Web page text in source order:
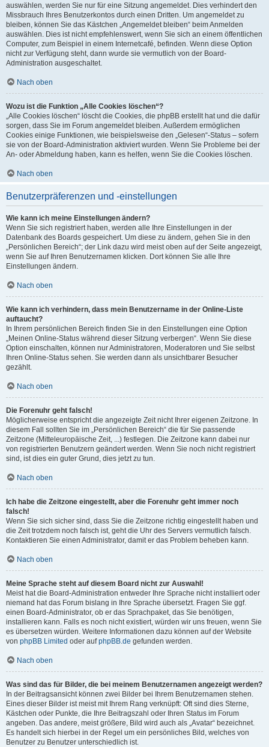
auswählen, werden Sie nur für eine Sitzung angemeldet. Dies verhindert den
Missbrauch Ihres Benutzerkontos durch einen Dritten. Um angemeldet zu
bleiben, können Sie das Kästchen „Angemeldet bleiben“ beim Anmelden
auswählen. Dies ist nicht empfehlenswert, wenn Sie sich an einem öffentlichen
Computer, zum Beispiel in einem Internetcafé, befinden. Wenn diese Option
nicht zur Verfügung steht, dann wurde sie vermutlich von der Board-
Administration ausgeschaltet.
Nach oben
Wozu ist die Funktion „Alle Cookies löschen“?
„Alle Cookies löschen“ löscht die Cookies, die phpBB erstellt hat und die dafür
sorgen, dass Sie im Forum angemeldet bleiben. Außerdem ermöglichen
Cookies einige Funktionen, wie beispielsweise den „Gelesen“-Status – sofern
sie von der Board-Administration aktiviert wurden. Wenn Sie Probleme bei der
An- oder Abmeldung haben, kann es helfen, wenn Sie die Cookies löschen.
Nach oben
Benutzerpräferenzen und -einstellungen
Wie kann ich meine Einstellungen ändern?
Wenn Sie sich registriert haben, werden alle Ihre Einstellungen in der
Datenbank des Boards gespeichert. Um diese zu ändern, gehen Sie in den
„Persönlichen Bereich“; der Link dazu wird meist oben auf der Seite angezeigt,
wenn Sie auf Ihren Benutzernamen klicken. Dort können Sie alle Ihre
Einstellungen ändern.
Nach oben
Wie kann ich verhindern, dass mein Benutzername in der Online-Liste
auftaucht?
In Ihrem persönlichen Bereich finden Sie in den Einstellungen eine Option
„Meinen Online-Status während dieser Sitzung verbergen“. Wenn Sie diese
Option einschalten, können nur Administratoren, Moderatoren und Sie selbst
Ihren Online-Status sehen. Sie werden dann als unsichtbarer Besucher
gezählt.
Nach oben
Die Forenuhr geht falsch!
Möglicherweise entspricht die angezeigte Zeit nicht Ihrer eigenen Zeitzone. In
diesem Fall sollten Sie im „Persönlichen Bereich“ die für Sie passende
Zeitzone (Mitteleuropäische Zeit, ...) festlegen. Die Zeitzone kann dabei nur
von registrierten Benutzern geändert werden. Wenn Sie noch nicht registriert
sind, ist dies ein guter Grund, dies jetzt zu tun.
Nach oben
Ich habe die Zeitzone eingestellt, aber die Forenuhr geht immer noch
falsch!
Wenn Sie sich sicher sind, dass Sie die Zeitzone richtig eingestellt haben und
die Zeit trotzdem noch falsch ist, geht die Uhr des Servers vermutlich falsch.
Kontaktieren Sie einen Administrator, damit er das Problem beheben kann.
Nach oben
Meine Sprache steht auf diesem Board nicht zur Auswahl!
Meist hat die Board-Administration entweder Ihre Sprache nicht installiert oder
niemand hat das Forum bislang in Ihre Sprache übersetzt. Fragen Sie ggf.
einen Board-Administrator, ob er das Sprachpaket, das Sie benötigen,
installieren kann. Falls es noch nicht existiert, würden wir uns freuen, wenn Sie
es übersetzen würden. Weitere Informationen dazu können auf der Website
von phpBB Limited oder aufphpBB.de gefunden werden.
Nach oben
Was sind das für Bilder, die bei meinem Benutzernamen angezeigt werden?
In der Beitragsansicht können zwei Bilder bei Ihrem Benutzernamen stehen.
Eines dieser Bilder ist meist mit Ihrem Rang verknüpft: Oft sind dies Sterne,
Kästchen oder Punkte, die Ihre Beitragszahl oder Ihren Status im Forum
angeben. Das andere, meist größere, Bild wird auch als „Avatar“ bezeichnet.
Es handelt sich hierbei in der Regel um ein persönliches Bild, welches von
Benutzer zu Benutzer unterschiedlich ist.